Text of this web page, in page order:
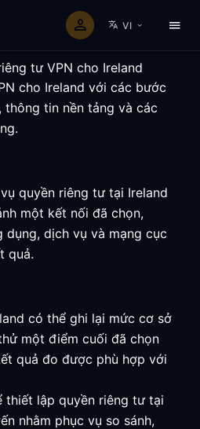
VI
tư VPN cho Ireland
cho Ireland với các bước
tin nền tảng và các
quyền riêng tư tại Ireland
một kết nối đã chọn,
dụng, dịch vụ và mạng cục
quả.
có thể ghi lại mức cơ sở
một điểm cuối đã chọn
quả đo được phù hợp với
thiết lập quyền riêng tư tại
nhằm phục vụ so sánh,